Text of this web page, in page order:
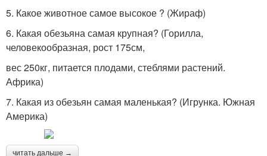
5. Какое животное самое высокое ? (Жираф)
6. Какая обезьяна самая крупная? (Горилла,
человекообразная, рост 175см,
вес 250кг, питается плодами, стеблями растений.
Африка)
7. Какая из обезьян самая маленькая? (Игрунка. Южная
Америка)
читать дальше →